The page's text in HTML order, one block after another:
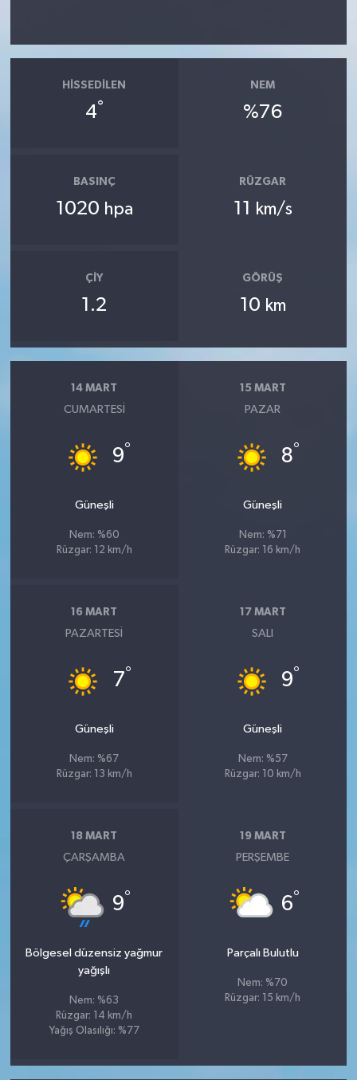
HISSEDILEN
4°
NEM
%76
BASINÇ
1020 hpa
RÜZGAR
11 km/s
ÇIY
1.2
GÖRÜŞ
10 km
14 MART
CUMARTESI
9°
Güneşli
Nem: %60
Rüzgar: 12 km/h
15 MART
PAZAR
8°
Güneşli
Nem: %71
Rüzgar: 16 km/h
16 MART
PAZARTESI
7°
Güneşli
Nem: %67
Rüzgar: 13 km/h
17 MART
SALI
9°
Güneşli
Nem: %57
Rüzgar: 10 km/h
18 MART
ÇARŞAMBA
9°
Bölgesel düzensiz yağmur
yağışlı
Nem: %63
Rüzgar: 14 km/h
Yağış Olasılığı: %77
19 MART
PERŞEMBE
6°
Parçalı Bulutlu
Nem: %70
Rüzgar: 15 km/h